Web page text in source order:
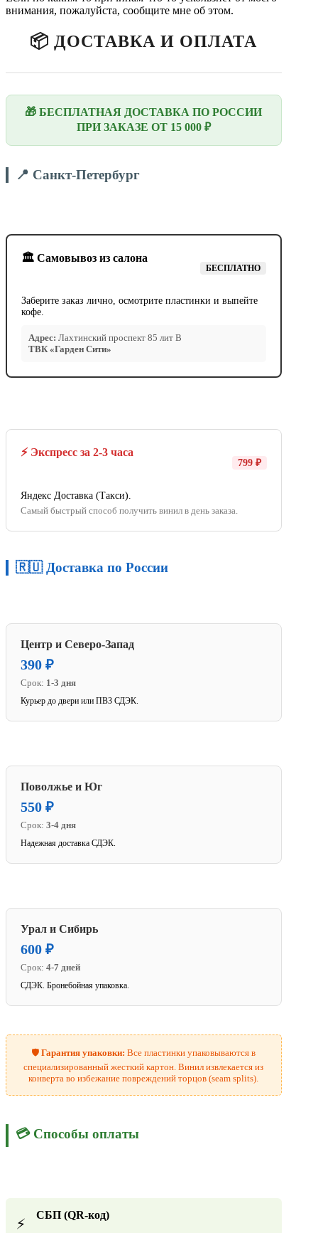
внимания, пожалуйста, сообщите мне об этом.
📦 ДОСТАВКА И ОПЛАТА
🎁 БЕСПЛАТНАЯ ДОСТАВКА ПО РОССИИ
ПРИ ЗАКАЗЕ ОТ 15 000 ₽
📍 Санкт-Петербург
🏛️ Самовывоз из салона
БЕСПЛАТНО
Заберите заказ лично, осмотрите пластинки и выпейте
кофе.
Адрес: Лахтинский проспект 85 лит В
ТВК «Гарден Сити»
⚡ Экспресс за 2-3 часа
799 ₽
Яндекс Доставка (Такси).
Самый быстрый способ получить винил в день заказа.
🇷🇺 Доставка по России
Центр и Северо-Запад
390 ₽
Срок: 1-3 дня
Курьер до двери или ПВЗ СДЭК.
Поволжье и Юг
550 ₽
Срок: 3-4 дня
Надежная доставка СДЭК.
Урал и Сибирь
600 ₽
Срок: 4-7 дней
СДЭК. Бронебойная упаковка.
🛡️Гарантия упаковки: Все пластинки упаковываются в
специализированный жесткий картон. Винил извлекается из
конверта во избежание повреждений торцов (seam splits).
💳 Способы оплаты
⚡
СБП (QR-код)